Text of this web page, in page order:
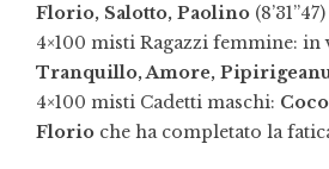
Florio, Salotto, Paolino
4×100 misti Ragazzi femmine: in
Tranquillo, Amore,
4×100 misti Cadetti maschi:
Florio che ha completato la